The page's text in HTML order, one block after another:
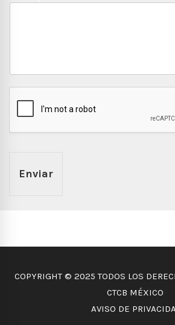
Enviar
COPYRIGHT © 2025 TODOS LOS
CTCB MÉXICO
AVISO DE